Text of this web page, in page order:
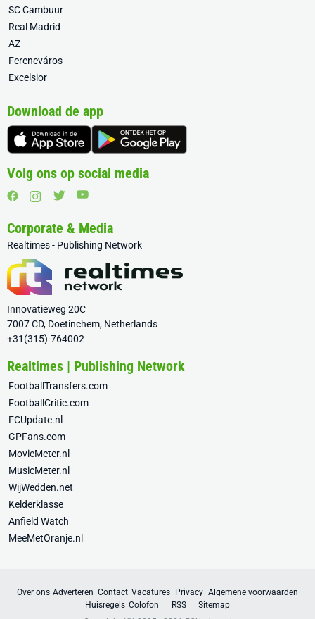
SC Cambuur
Real Madrid
AZ
Ferencváros
Excelsior
Download de app
Volg ons op social media
Corporate & Media
Realtimes - Publishing Network
Innovatieweg 20C
7007 CD, Doetinchem, Netherlands
+31(315)-764002
Realtimes | Publishing Network
FootballTransfers.com
FootballCritic.com
FCUpdate.nl
GPFans.com
MovieMeter.nl
MusicMeter.nl
WijWedden.net
Kelderklasse
Anfield Watch
MeeMetOranje.nl
Over ons Adverteren Contact Vacatures Privacy Algemene voorwaarden
Huisregels Colofon RSS
Sitemap